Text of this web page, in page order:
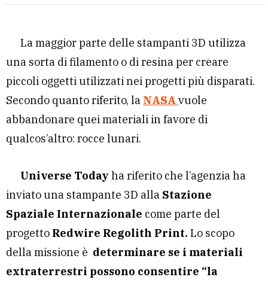
La maggior parte delle stampanti 3D utilizza
una sorta di filamento o di resina per creare
piccoli oggetti utilizzati nei progetti più disparati.
Secondo quanto riferito, la NASA vuole
abbandonare quei materiali in favore di
qualcos’altro: rocce lunari.
Universe Today ha riferito che l’agenzia ha
inviato una stampante 3D alla Stazione
Spaziale Internazionale come parte del
progetto Redwire Regolith Print. Lo scopo
della missione è determinare se i materiali
extraterrestri possono consentire “la